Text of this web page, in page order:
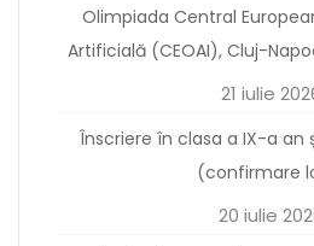
Olimpiada Central
Artificială (CEOAI), Cluj-
21 iulie
Înscriere în clasa a IX-a an
(confirmare
20 iulie